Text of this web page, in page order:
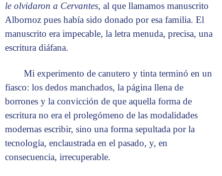
le olvidaron a Cervantes, al que llamamos manuscrito
Albornoz pues había sido donado por esa familia. El
manuscrito era impecable, la letra menuda, precisa, una
escritura diáfana.
Mi experimento de canutero y tinta terminó en un
fiasco: los dedos manchados, la página llena de
borrones y la convicción de que aquella forma de
escritura no era el prolegómeno de las modalidades
modernas escribir, sino una forma sepultada por la
tecnología, enclaustrada en el pasado, y, en
consecuencia, irrecuperable.